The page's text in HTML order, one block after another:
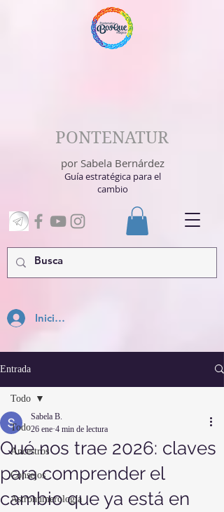
Inicia Sesión
PONTENATUR
por Sabela Bernárdez
Guía estratégica para el
cambio
Entrada
Todo
Ancestros
Consejos
Astronumerología
Todo
Qué nos trae 2026: claves
para comprender el
cambio que ya está en
Sabela B.
26 ene 4 min de lectura